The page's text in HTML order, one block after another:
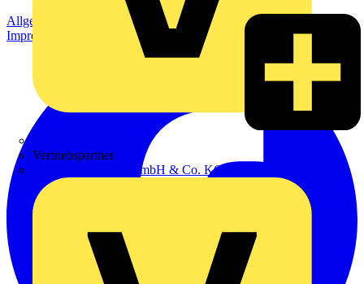
Vertriebspartner
Adalbert Zajadacz GmbH & Co. KG
Allgemeine Geschäftsbedingungen
Datenschutzerklärung
Impressum